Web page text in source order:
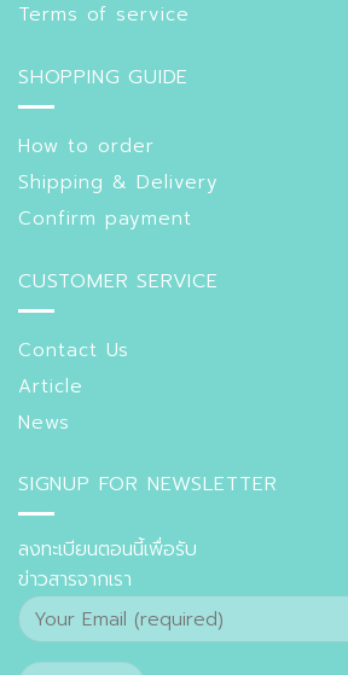
Terms of service
SHOPPING GUIDE
How to order
Shipping & Delivery
Confirm payment
CUSTOMER SERVICE
Contact Us
Article
News
SIGNUP FOR NEWSLETTER
ลงทะเบียนตอนนี้เพื่อรับ
ข่าวสารจากเรา